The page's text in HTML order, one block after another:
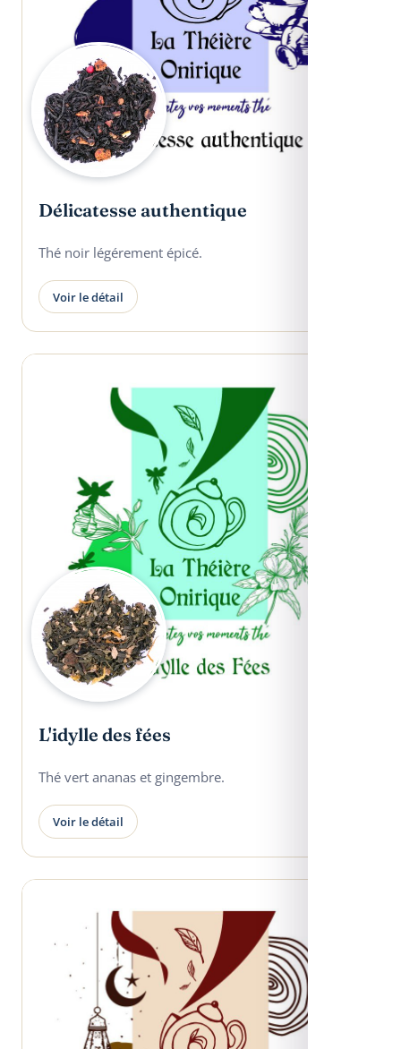
Délicatesse authentique
Thé noir légérement épicé.
Voir le détail
L'idylle des fées
Thé vert ananas et gingembre.
Voir le détail